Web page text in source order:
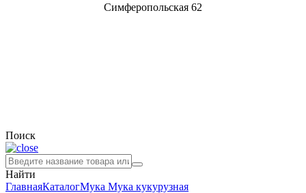
Симферопольская 62
Поиск
Найти
ГлавнаяКаталогМука Мука кукурузная